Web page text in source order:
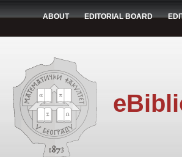
ABOUT EDITORIAL BOARD